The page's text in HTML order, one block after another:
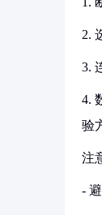
2.
3.
4.
验
注
-